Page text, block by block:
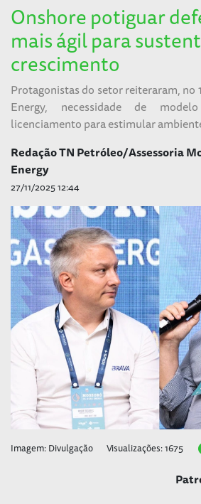
Onshore potiguar
mais ágil para
crescimento
Protagonistas do setor reiteraram, no
Energy, necessidade de
licenciamento para estimular
Redação TN Petróleo/Assessoria
Energy
27/11/2025 12:44
Imagem: Divulgação Visualizações: 1675